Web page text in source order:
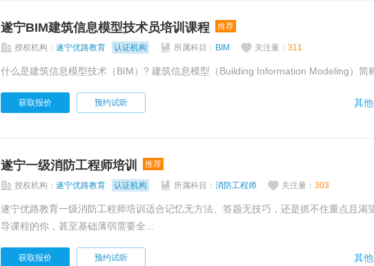
遂宁BIM建筑信息模型技术员培训课程 推荐
授权机构： 遂宁优路教育 认证机构 所属科目： BIM 关注量： 311
什么是建筑信息模型技术（BIM）? 建筑信息模型（Building Information Modeling）简
获取报价 预约试听 其
遂宁一级消防工程师培训 推荐
授权机构： 遂宁优路教育 认证机构 所属科目： 消防工程师 关注量： 303
遂宁优路教育一级消防工程师培训适合记忆无方法、答题无技巧，还是抓不住重点且渴
导课程的你，甚至基础薄弱需要全...
获取报价 预约试听 其